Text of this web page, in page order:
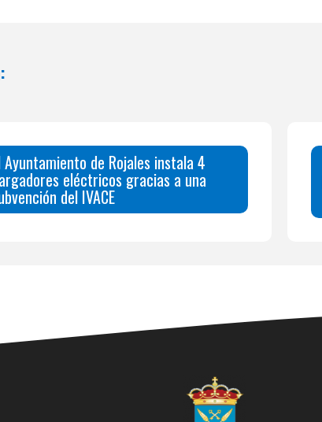
Ayuntamiento de Rojales instala 4
eléctricos gracias a una
del IVACE